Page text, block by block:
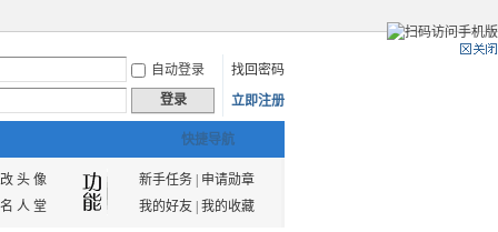
自动登录
找回密码
登录 立即注册
快捷导航
改 头 像 新手任务|
申请勋章
名 人 堂 我的好友| 我的收藏